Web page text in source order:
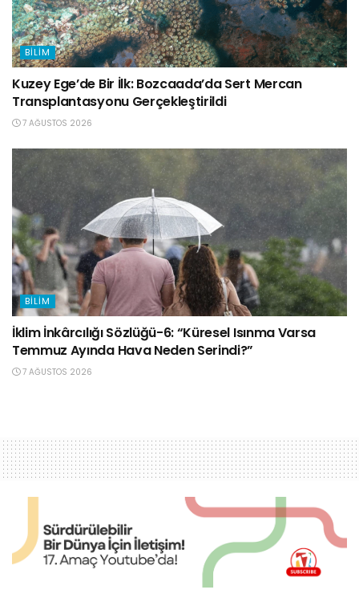
BILIM
Kuzey Ege’de Bir İlk: Bozcaada’da Sert Mercan
Transplantasyonu Gerçekleştirildi
7 AĞUSTOS 2026
BILIM
İklim İnkârcılığı Sözlüğü-6: “Küresel Isınma Varsa
Temmuz Ayında Hava Neden Serindi?”
7 AĞUSTOS 2026